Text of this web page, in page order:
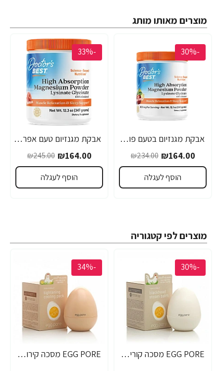
מוצרים מאותו מותג
-30%
אבקת מגנזיום בטעם פונץ' פירות 340 גרם - מבית Doctor's best
₪164.00
₪234.00
הוסף לעגלה
-33%
אבקת מגנזיום טעם אפרסק מתוק 347 גרם - מבית Doctor's best
₪164.00
₪245.00
הוסף לעגלה
מוצרים לפי קטגוריה
-30%
EGG PORE מסכה קוריאנית לניקוי ראשים שחורים 30 גרם - מבית Tony Moly
-34%
EGG PORE מסכה קירור לכיווץ נקבוביות 30 גרם - מבית Tony Moly